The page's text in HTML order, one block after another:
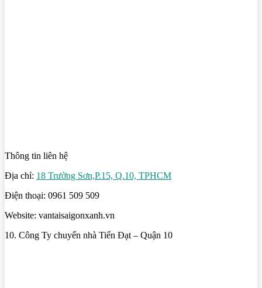
Thông tin liên hệ
Địa chỉ: 18 Trường Sơn,P.15, Q.10, TPHCM
Điện thoại: 0961 509 509
Website: vantaisaigonxanh.vn
10. Công Ty chuyển nhà Tiến Đạt – Quận 10